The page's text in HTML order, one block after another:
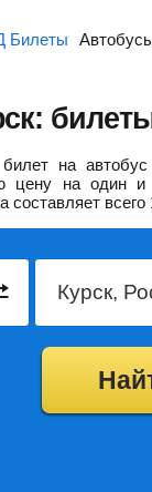
Билеты
на
цену на один
составляет всего